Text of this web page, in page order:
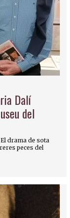
Dalí
del
drama de sota
peces del